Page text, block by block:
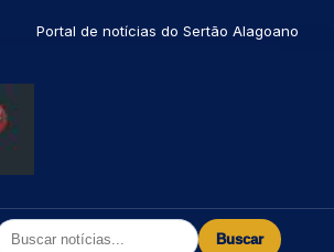
Portal de notícias do Sertão Alagoano
Buscar